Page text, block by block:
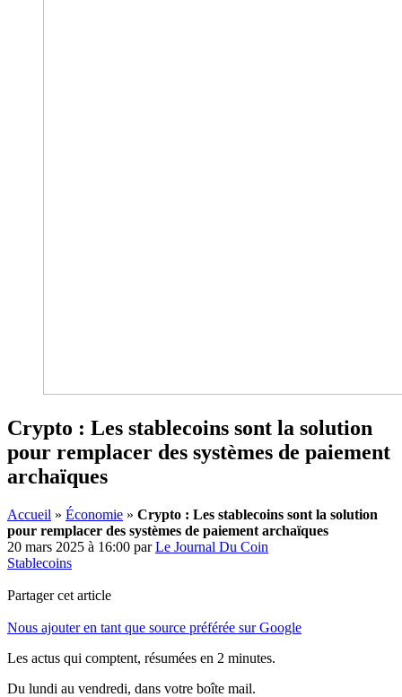
Crypto : Les stablecoins sont la solution
pour remplacer des systèmes de paiement
archaïques
Accueil » Économie » Crypto : Les stablecoins sont la solution
pour remplacer des systèmes de paiement archaïques
20 mars 2025 à 16:00 parLe Journal Du Coin
Stablecoins
Partager cet article
Nous ajouter en tant que source préférée sur Google
Les actus qui comptent, résumées en 2 minutes.
Du lundi au vendredi, dans votre boîte mail.